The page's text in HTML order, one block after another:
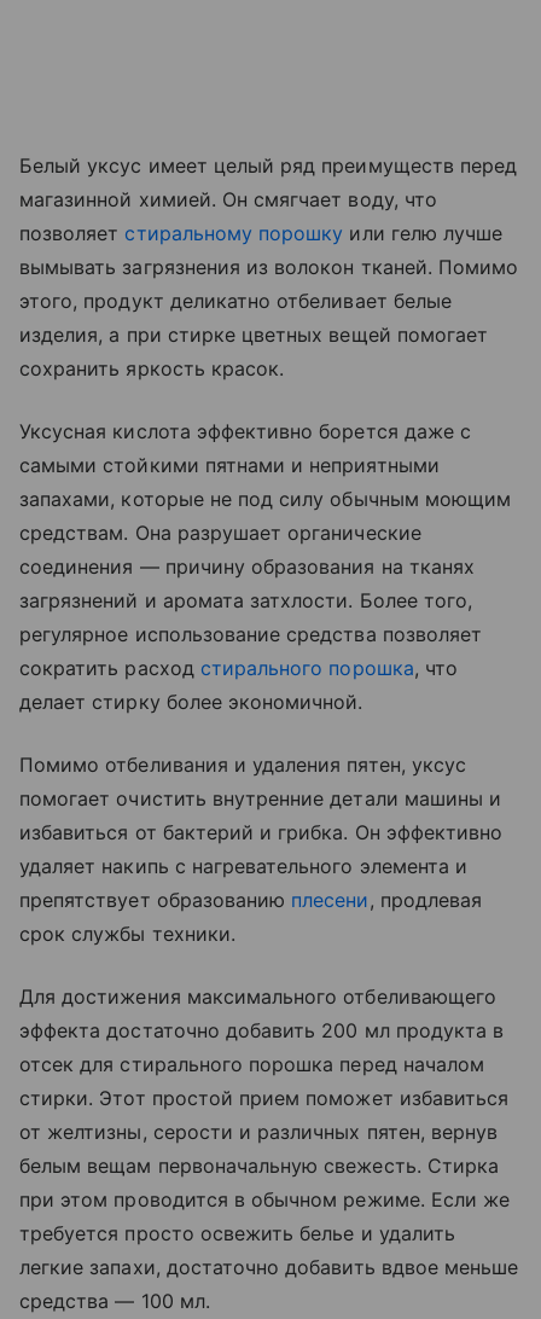
Белый уксус имеет целый ряд преимуществ перед
магазинной химией. Он смягчает воду, что
позволяет стиральному порошку или гелю лучше
вымывать загрязнения из волокон тканей. Помимо
этого, продукт деликатно отбеливает белые
изделия, а при стирке цветных вещей помогает
сохранить яркость красок.
Уксусная кислота эффективно борется даже с
самыми стойкими пятнами и неприятными
запахами, которые не под силу обычным моющим
средствам. Она разрушает органические
соединения — причину образования на тканях
загрязнений и аромата затхлости. Более того,
регулярное использование средства позволяет
сократить расход стирального порошка, что
делает стирку более экономичной.
Помимо отбеливания и удаления пятен, уксус
помогает очистить внутренние детали машины и
избавиться от бактерий и грибка. Он эффективно
удаляет накипь с нагревательного элемента и
препятствует образованию плесени , продлевая
срок службы техники.
Для достижения максимального отбеливающего
эффекта достаточно добавить 200 мл продукта в
отсек для стирального порошка перед началом
стирки. Этот простой прием поможет избавиться
от желтизны, серости и различных пятен, вернув
белым вещам первоначальную свежесть. Стирка
при этом проводится в обычном режиме. Если же
требуется просто освежить белье и удалить
легкие запахи, достаточно добавить вдвое меньше
средства — 100 мл.